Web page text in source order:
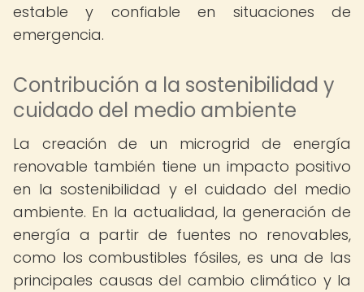
estable y confiable en situaciones de
emergencia.
Contribución a la sostenibilidad y
cuidado del medio ambiente
La creación de un microgrid de energía
renovable también tiene un impacto positivo
en la sostenibilidad y el cuidado del medio
ambiente. En la actualidad, la generación de
energía a partir de fuentes no renovables,
como los combustibles fósiles, es una de las
principales causas del cambio climático y la